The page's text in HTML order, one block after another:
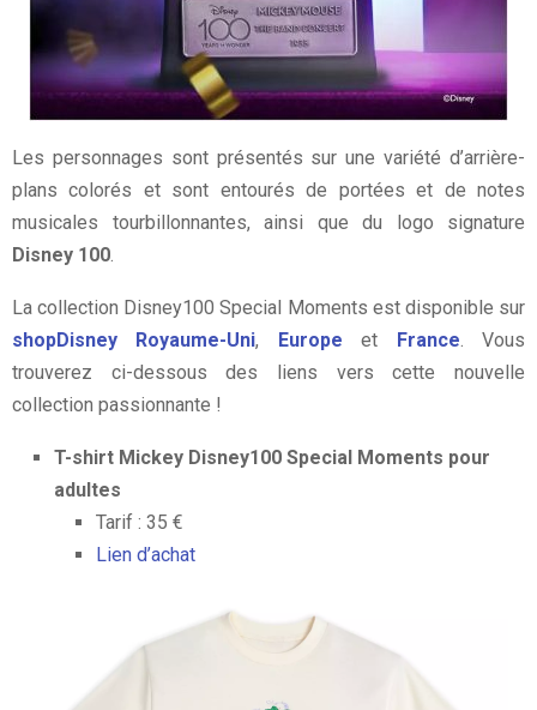
Les personnages sont présentés sur une variété d’arrière-
plans colorés et sont entourés de portées et de notes
musicales tourbillonnantes, ainsi que du logo signature
Disney 100.
La collection Disney100 Special Moments est disponible sur
shopDisney Royaume-Uni, Europe et France. Vous
trouverez ci-dessous des liens vers cette nouvelle
collection passionnante !
T-shirt Mickey Disney100 Special Moments pour
adultes
Tarif : 35 €
Lien d’achat